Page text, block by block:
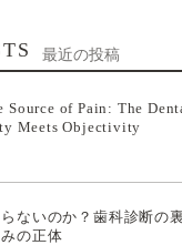
最近の投稿
Source of Pain: The
Meets Objectivity
ないのか？歯科診断の
の正体